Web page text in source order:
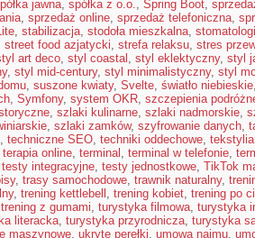
jawna, spółka z o.o., Spring Boot,
, sprzedaż online, sprzedaż telefoniczna,
, stabilizacja, stodoła mieszkalna,
street food azjatycki, strefa relaksu, stres
art deco, styl coastal , styl eklektyczny, styl
, styl mid-century, styl minimalistyczny, styl
, suszone kwiaty, Svelte, światło niebieskie
, Symfony, system OKR, szczepienia
, szlaki kulinarne, szlaki nadmorskie,
, szlaki zamków, szyfrowanie danych,
, techniczne SEO, techniki oddechowe,
terapia online, terminal , terminal w telefonie,
testy integracyjne, testy jednostkowe, TikTok
, trasy samochodowe, trawnik naturalny,
, trening kettlebell , trening kobiet, trening po
trening z gumami, turystyka filmowa, turystyka
literacka, turystyka przyrodnicza, turystyka
maszynowe, ukryte perełki, umowa najmu,